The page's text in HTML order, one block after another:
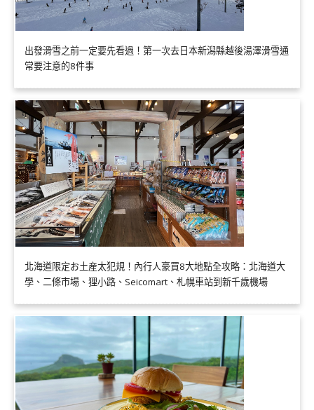
出發滑雪之前一定要先看過！第一次去日本新潟縣越後湯澤滑雪通
常要注意的8件事
北海道限定お土産太犯規！內行人豪買8大地點全攻略：北海道大
學、二條市場、狸小路、Seicomart、札幌車站到新千歲機場